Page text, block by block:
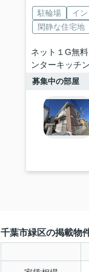
駐輪場 イ
閑静な住宅地
ネット１G無
ンターキッチ
募集中の部屋
千葉市緑区の掲載物